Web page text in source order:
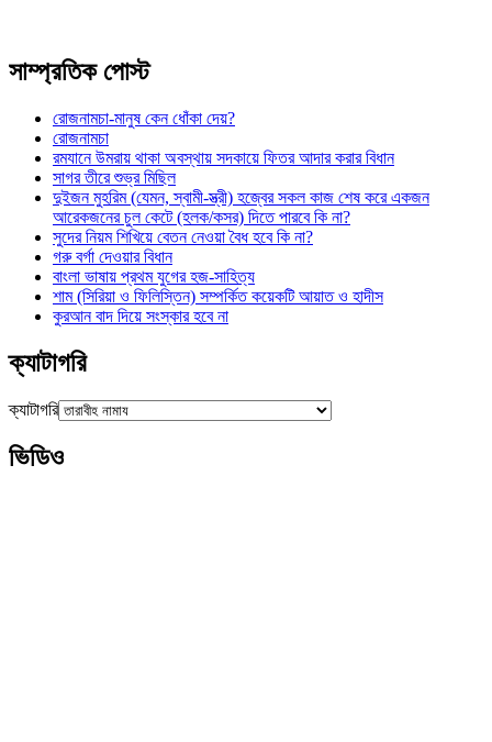
সাম্প্রতিক পোস্ট
রোজনামচা-মানুষ কেন ধোঁকা দেয়?
রোজনামচা
রমযানে উমরায় থাকা অবস্থায় সদকায়ে ফিতর আদার করার বিধান
সাগর তীরে শুভ্র মিছিল
দুইজন মুহরিম (যেমন, স্বামী-স্ত্রী) হজ্বের সকল কাজ শেষ করে একজন
আরেকজনের চুল কেটে (হলক/কসর) দিতে পারবে কি না?
সুদের নিয়ম শিখিয়ে বেতন নেওয়া বৈধ হবে কি না?
গরু বর্গা দেওয়ার বিধান
বাংলা ভাষায় প্রথম যুগের হজ-সাহিত্য
শাম (সিরিয়া ও ফিলিস্তিন) সম্পর্কিত কয়েকটি আয়াত ও হাদীস
কুরআন বাদ দিয়ে সংস্কার হবে না
ক্যাটাগরি
ক্যাটাগরি
ভিডিও